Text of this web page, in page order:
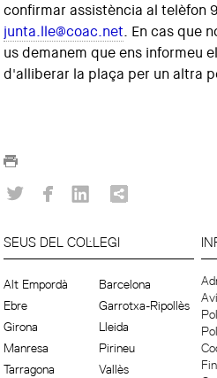
confirmar assistència al telèfon
junta.lle@coac.net. En cas que
us demanem que ens informeu
d'alliberar la plaça per un altra
SEUS DEL COL·LEGI
Alt Empordà
Barcelona
Ebre
Garrotxa-Ripollès
Girona
Lleida
Manresa
Pirineu
Tarragona
Vallès